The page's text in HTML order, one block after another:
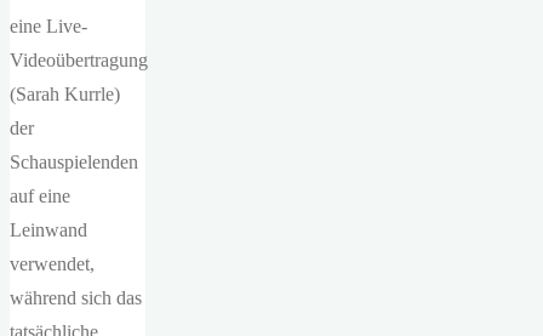
eine Live-
Videoübertragung
(Sarah Kurrle)
der
Schauspielenden
auf eine
Leinwand
verwendet,
während sich das
tatsächliche